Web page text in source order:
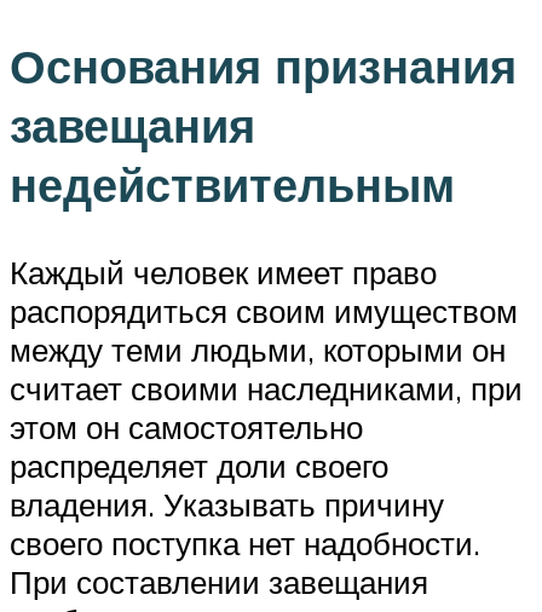
Основания признания
завещания
недействительным
Каждый человек имеет право
распорядиться своим имуществом
между теми людьми, которыми он
считает своими наследниками, при
этом он самостоятельно
распределяет доли своего
владения. Указывать причину
своего поступка нет надобности.
При составлении завещания